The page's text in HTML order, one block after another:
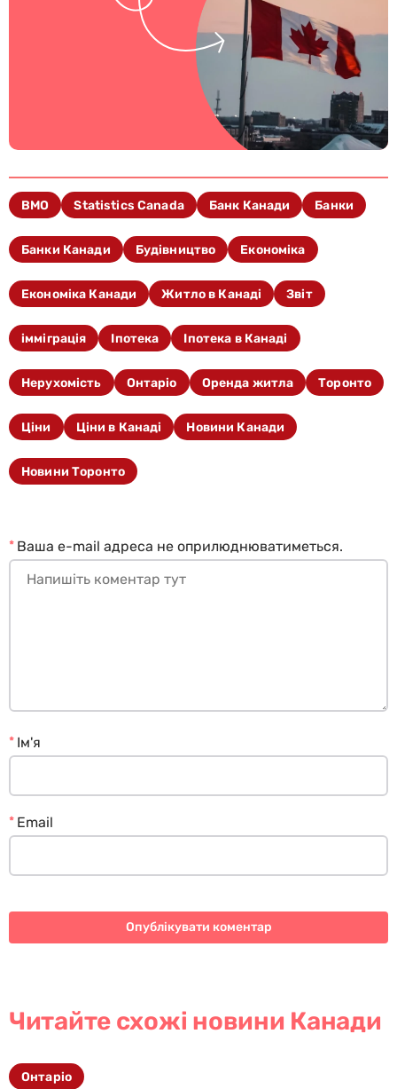
BMO Statistics Canada Банк Канади Банки
Банки Канади Будівництво Економіка
Економіка Канади Житло в Канаді Звіт
імміграція Іпотека Іпотека в Канаді
Нерухомість Онтаріо Оренда житла Торонто
Ціни Ціни в Канаді Новини Канади
Новини Торонто
Ваша e-mail адреса не оприлюднюватиметься.
*
Ім'я
*
Email
*
Читайте схожі новини Канади
Онтаріо